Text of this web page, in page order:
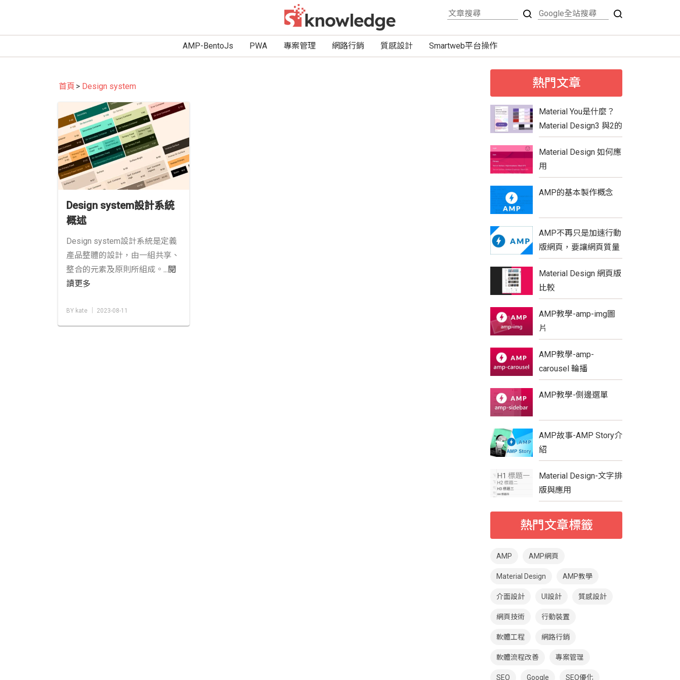
AMP-BentoJs PWA 專案管理 網路行銷 質感設計 Smartweb平台操作
首頁 Design system
Design system設計系統
概述
Design system設計系統是定義
產品整體的設計，由一組共享、
整合的元素及原則所組成。 ...閱
讀更多
BY kate │ 2023-08-11
熱門文章
Material You是什麼？
Material Design3 與2的
比較
Material Design 如何應
用
AMP的基本製作概念
AMP不再只是加速行動
版網頁，要讓網頁質量
更具優勢
Material Design 網頁版
比較
AMP教學-amp-img圖
片
AMP教學-amp-
carousel 輪播
AMP教學-側邊選單
AMP故事-AMP Story介
紹
Material Design-文字排
版與應用
熱門文章標籤
AMP AMP網頁
Material Design AMP教學
介面設計 UI設計 質感設計
網頁技術 行動裝置
軟體工程 網路行銷
軟體流程改善 專案管理
SEO Google SEO優化